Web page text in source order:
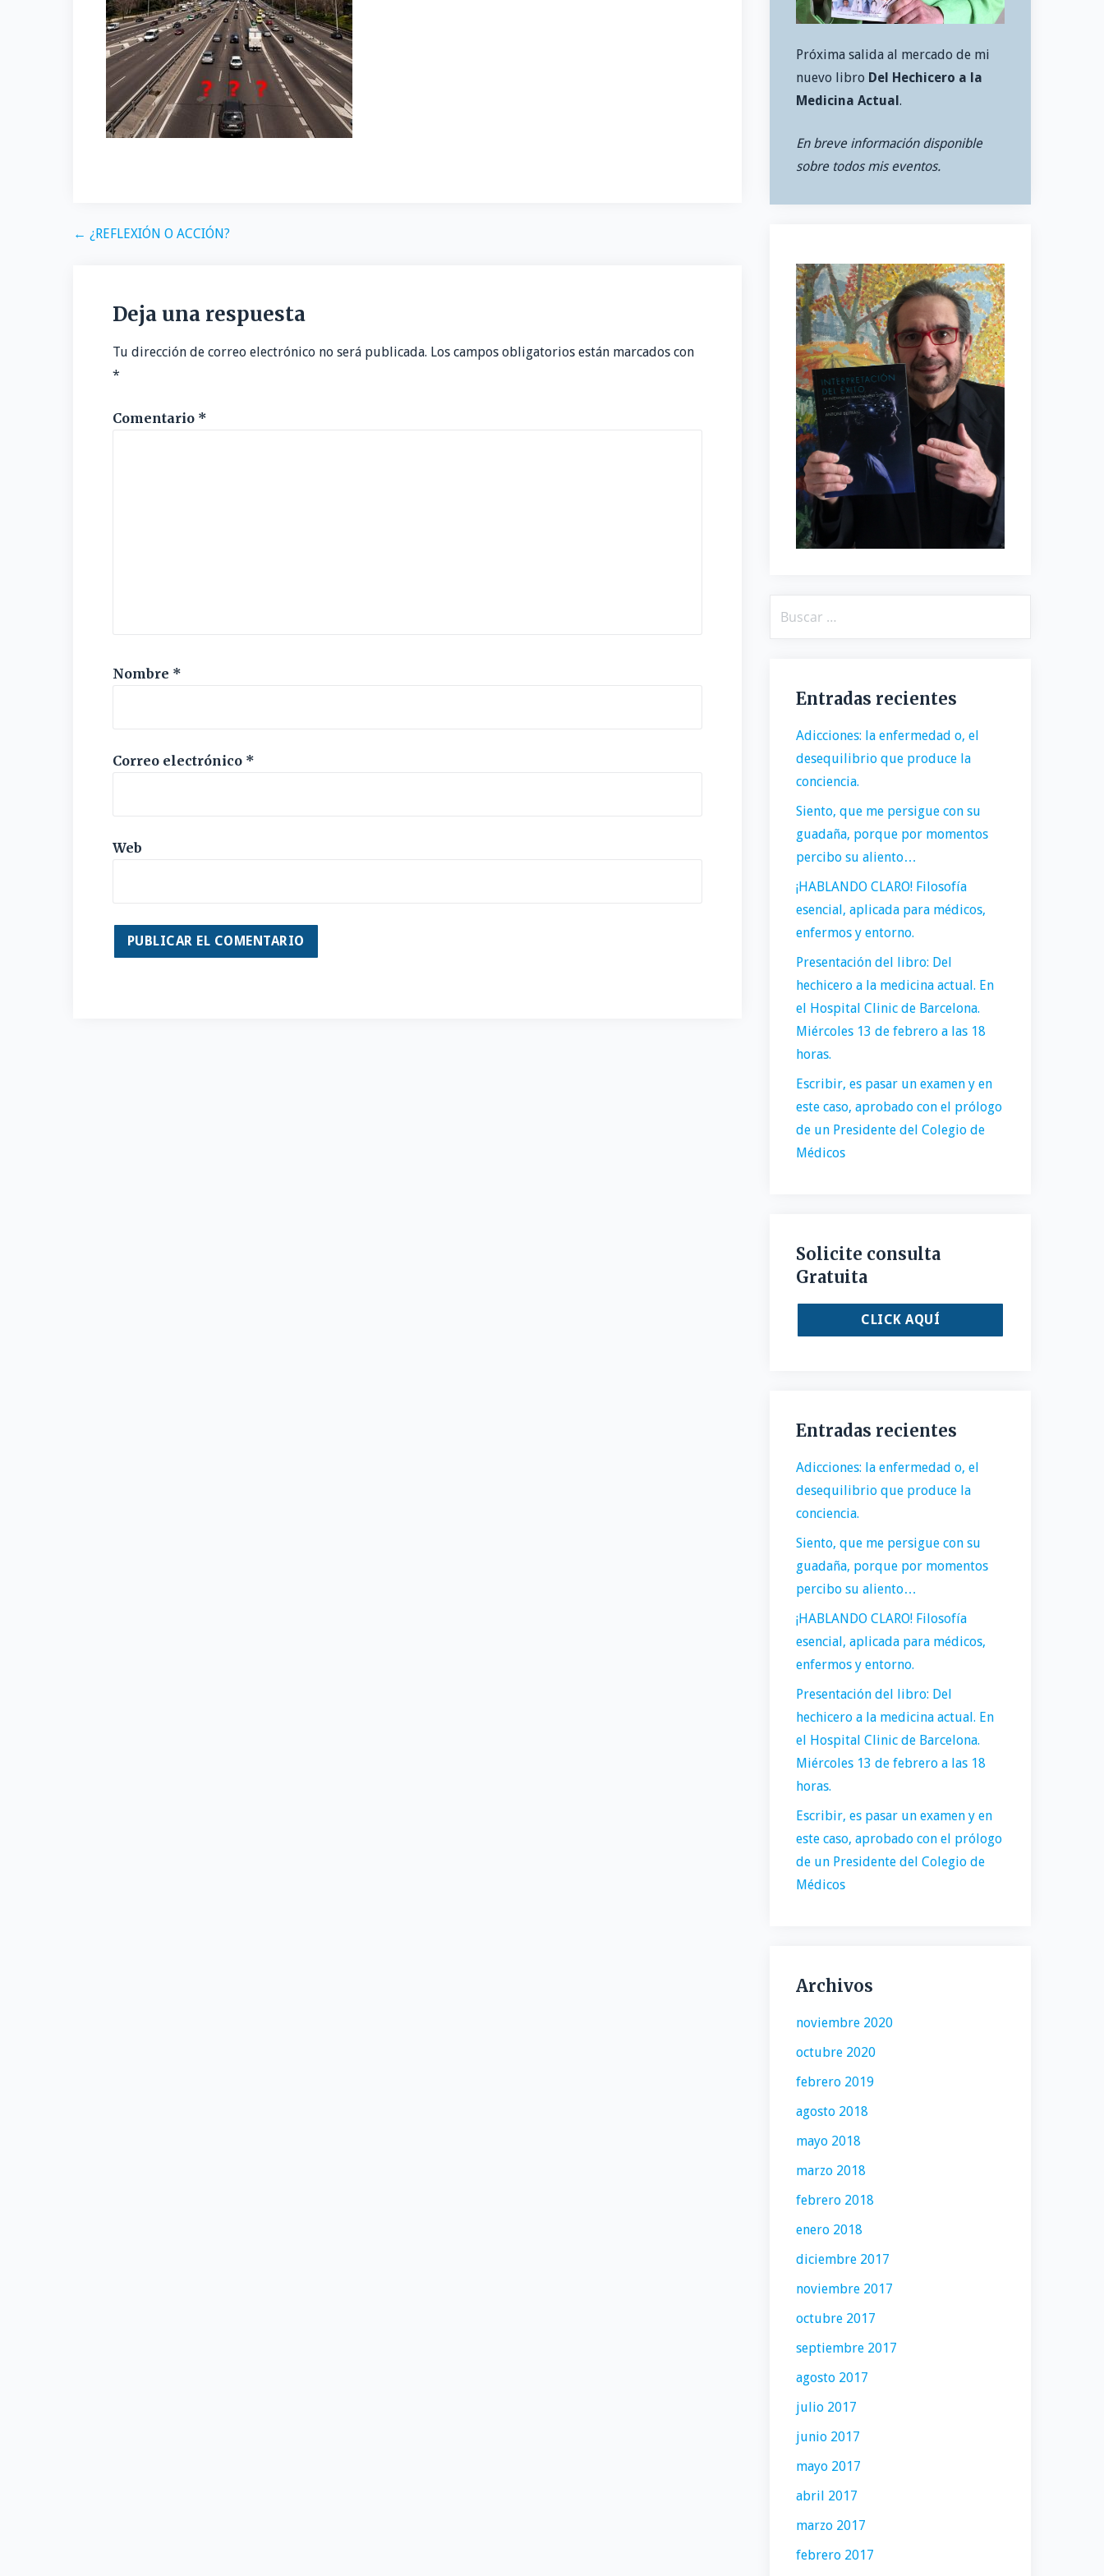
o
k
e
r
e
d
I
n
i
l
m
p
a
r
i
Navegación
entradas
← ¿REFLEXIÓN O ACCIÓN?
Deja una respuesta
Tu dirección de correo electrónico no será publicada. Los campos obligatorios están marcados con
*
Comentario *
Nombre *
Correo electrónico *
Web
Próxima salida al mercado de mi
nuevo libro Del Hechicero a la
Medicina Actual.
En breve información disponible
sobre todos mis eventos.
Entradas recientes
Adicciones: la enfermedad o, el
desequilibrio que produce la
conciencia.
Siento, que me persigue con su
guadaña, porque por momentos
percibo su aliento…
¡HABLANDO CLARO! Filosofía
esencial, aplicada para médicos,
enfermos y entorno.
Presentación del libro: Del
hechicero a la medicina actual. En
el Hospital Clinic de Barcelona.
Miércoles 13 de febrero a las 18
horas.
Escribir, es pasar un examen y en
este caso, aprobado con el prólogo
de un Presidente del Colegio de
Médicos
Solicite consulta
Gratuita
CLICK AQUÍ
Entradas recientes
Adicciones: la enfermedad o, el
desequilibrio que produce la
conciencia.
Siento, que me persigue con su
guadaña, porque por momentos
percibo su aliento…
¡HABLANDO CLARO! Filosofía
esencial, aplicada para médicos,
enfermos y entorno.
Presentación del libro: Del
hechicero a la medicina actual. En
el Hospital Clinic de Barcelona.
Miércoles 13 de febrero a las 18
horas.
Escribir, es pasar un examen y en
este caso, aprobado con el prólogo
de un Presidente del Colegio de
Médicos
Archivos
noviembre 2020
octubre 2020
febrero 2019
agosto 2018
mayo 2018
marzo 2018
febrero 2018
enero 2018
diciembre 2017
noviembre 2017
octubre 2017
septiembre 2017
agosto 2017
julio 2017
junio 2017
mayo 2017
abril 2017
marzo 2017
febrero 2017